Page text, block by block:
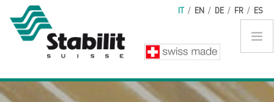
Salta al contenuto principale IT / EN / DE / FR / ES